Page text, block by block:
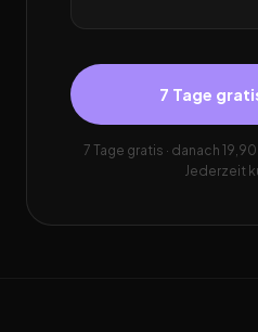
7 Tage
7 Tage gratis · danach
Jederzeit